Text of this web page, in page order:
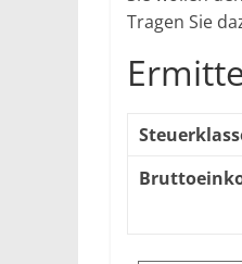
Tragen Sie